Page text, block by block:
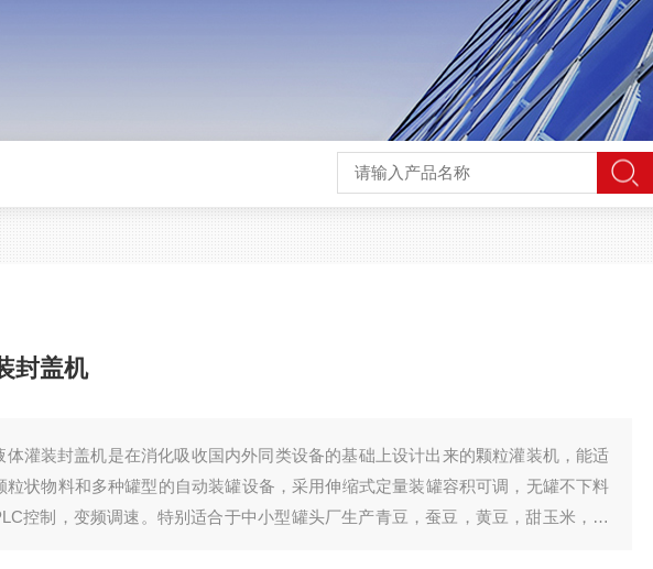
封盖机
体灌装封盖机是在消化吸收国内外同类设备的基础上设计出来的颗粒灌装机，能适
粒状物料和多种罐型的自动装罐设备，采用伸缩式定量装罐容积可调，无罐不下料
控制，变频调速。特别适合于中小型罐头厂生产青豆，蚕豆，黄豆，甜玉米，水